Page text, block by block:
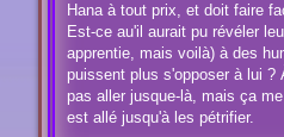
a
g
Hana à tout prix, et doit faire
Est-ce au'il aurait pu révéler
apprentie, mais voilà) à des
puissent plus s'opposer à lui ?
pas aller jusque-là, mais ça
est allé jusqu'à les pétrifier.